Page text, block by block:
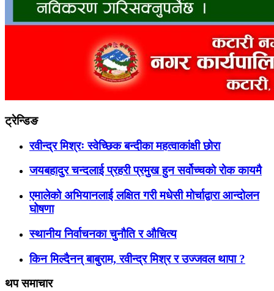
ट्रेन्डिङ
रवीन्द्र मिश्रः स्वेच्छिक बन्दीका महत्वाकांक्षी छोरा
जयबहादुर चन्दलाई प्रहरी प्रमुख हुन सर्वोच्चको रोक कायमै
एमालेको अभियानलाई लक्षित गरी मधेसी मोर्चाद्वारा आन्दोलन
घोषणा
स्थानीय निर्वाचनका चुनौति र औचित्य
किन मिल्दैनन् बाबुराम, रवीन्द्र मिश्र र उज्जवल थापा ?
थप समाचार